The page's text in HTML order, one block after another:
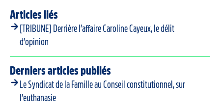
Articles liés
[TRIBUNE] Derrière l’affaire Caroline Cayeux, le délit
d’opinion
Derniers articles publiés
Le Syndicat de la Famille au Conseil constitutionnel, sur
l’euthanasie